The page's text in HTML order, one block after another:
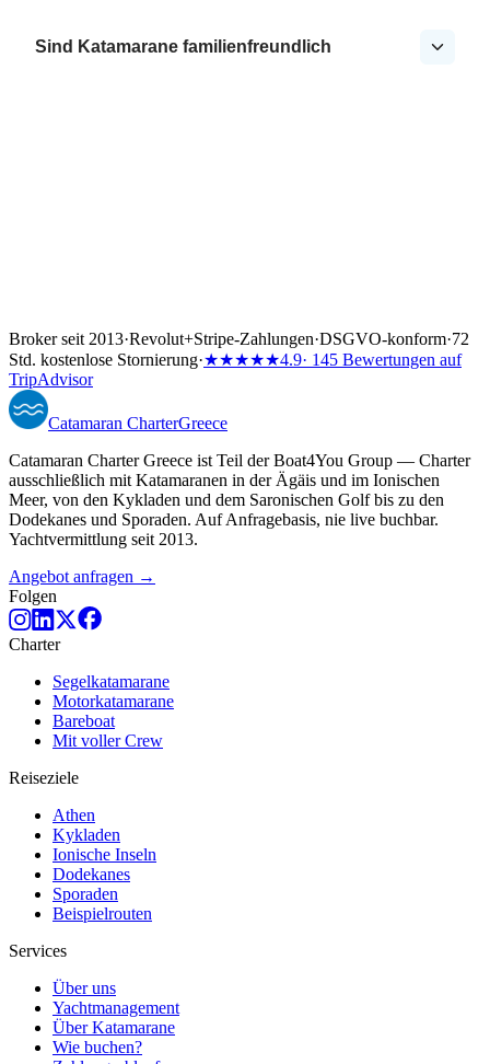
Sind Katamarane familienfreundlich
Broker seit 2013·Revolut+Stripe-Zahlungen·DSGVO-konform·72
Std. kostenlose Stornierung·★★★★★4.9· 145 Bewertungen auf
TripAdvisor
Catamaran CharterGreece
Catamaran Charter Greece ist Teil der Boat4You Group — Charter
ausschließlich mit Katamaranen in der Ägäis und im Ionischen
Meer, von den Kykladen und dem Saronischen Golf bis zu den
Dodekanes und Sporaden. Auf Anfragebasis, nie live buchbar.
Yachtvermittlung seit 2013.
Angebot anfragen →
Folgen
Charter
Segelkatamarane
Motorkatamarane
Bareboat
Mit voller Crew
Reiseziele
Athen
Kykladen
Ionische Inseln
Dodekanes
Sporaden
Beispielrouten
Services
Über uns
Yachtmanagement
Über Katamarane
Wie buchen?